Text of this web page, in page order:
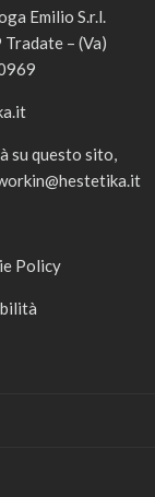
Emilio S.r.l.
– (Va)
su questo sito,
Policy